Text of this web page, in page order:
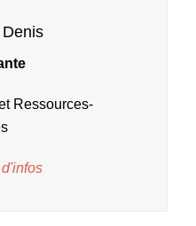
Ressources-